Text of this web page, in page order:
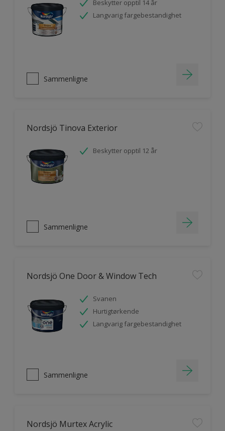
Beskytter opptil 14 år
Langvarig fargebestandighet
Sammenligne
Nordsjö Tinova Exterior
Beskytter opptil 12 år
Sammenligne
Nordsjö One Door & Window Tech
Svanen
Hurtigtørkende
Langvarig fargebestandighet
Sammenligne
Nordsjö Murtex Acrylic